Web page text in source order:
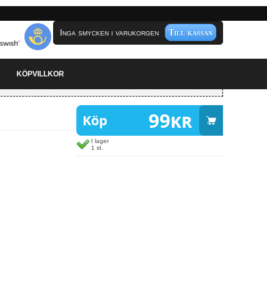
Inga smycken i varukorgen Till kassan
KÖPVILLKOR
Köp 99kr
I lager
1 st.